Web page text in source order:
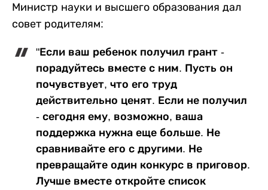
Министр науки и высшего образования дал
совет родителям:
"Если ваш ребенок получил грант -
порадуйтесь вместе с ним. Пусть он
почувствует, что его труд
действительно ценят. Если не получил
- сегодня ему, возможно, ваша
поддержка нужна еще больше. Не
сравнивайте его с другими. Не
превращайте один конкурс в приговор.
Лучше вместе откройте список